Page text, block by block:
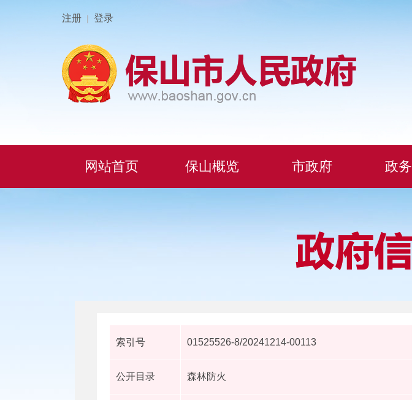
注册 | 登录
网站首页 保山概览 市政府 政
索引号 01525526-8/20241214-00113
公开目录 森林防火